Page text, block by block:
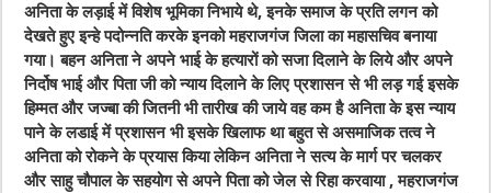
अनिता के लड़ाई में विशेष भूमिका निभाये थे, इनके समाज के प्रति लगन को
देखते हुए इन्हे पदोन्नति करके इनको महराजगंज जिला का महासचिव बनाया
गया। बहन अनिता ने अपने भाई के हत्यारों को सजा दिलाने के लिये और अपने
निर्दोष भाई और पिता जी को न्याय दिलाने के लिए प्रशासन से भी लड़ गई इसके
हिम्मत और जज्बा की जितनी भी तारीख की जाये वह कम है अनिता के इस न्याय
पाने के लडाई में प्रशासन भी इसके खिलाफ था बहुत से असमाजिक तत्व ने
अनिता को रोकने के प्रयास किया लेकिन अनिता ने सत्य के मार्ग पर चलकर
और साहु चौपाल के सहयोग से अपने पिता को जेल से रिहा करवाया , महराजगंज